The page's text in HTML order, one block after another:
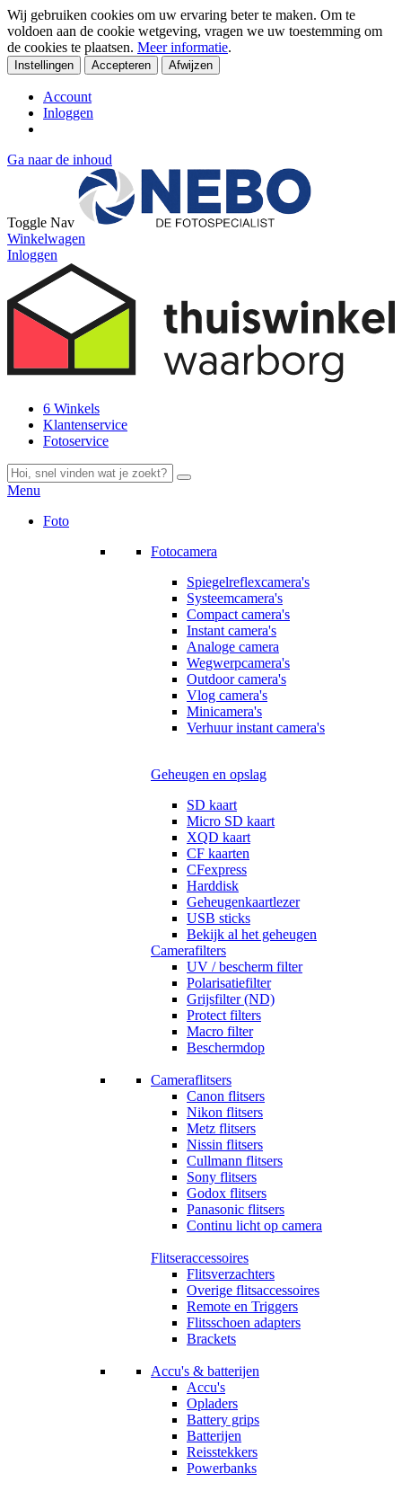
Wij gebruiken cookies om uw ervaring beter te maken. Om te
voldoen aan de cookie wetgeving, vragen we uw toestemming om
de cookies te plaatsen. Meer informatie.
Instellingen Accepteren Afwijzen
Account
Inloggen
Ga naar de inhoud
Toggle Nav
Winkelwagen
Inloggen
6 Winkels
Klantenservice
Fotoservice
Menu
Foto
Fotocamera
Spiegelreflexcamera's
Systeemcamera's
Compact camera's
Instant camera's
Analoge camera
Wegwerpcamera's
Outdoor camera's
Vlog camera's
Minicamera's
Verhuur instant camera's
Geheugen en opslag
SD kaart
Micro SD kaart
XQD kaart
CF kaarten
CFexpress
Harddisk
Geheugenkaartlezer
USB sticks
Bekijk al het geheugen
Camerafilters
UV / bescherm filter
Polarisatiefilter
Grijsfilter (ND)
Protect filters
Macro filter
Beschermdop
Cameraflitsers
Canon flitsers
Nikon flitsers
Metz flitsers
Nissin flitsers
Cullmann flitsers
Sony flitsers
Godox flitsers
Panasonic flitsers
Continu licht op camera
Flitseraccessoires
Flitsverzachters
Overige flitsaccessoires
Remote en Triggers
Flitsschoen adapters
Brackets
Accu's & batterijen
Accu's
Opladers
Battery grips
Batterijen
Reisstekkers
Powerbanks